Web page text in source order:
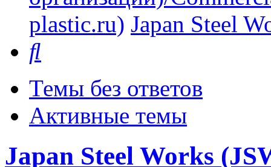
plastic.ru) Japan Steel
Темы без ответов
Активные темы
Japan Steel Works